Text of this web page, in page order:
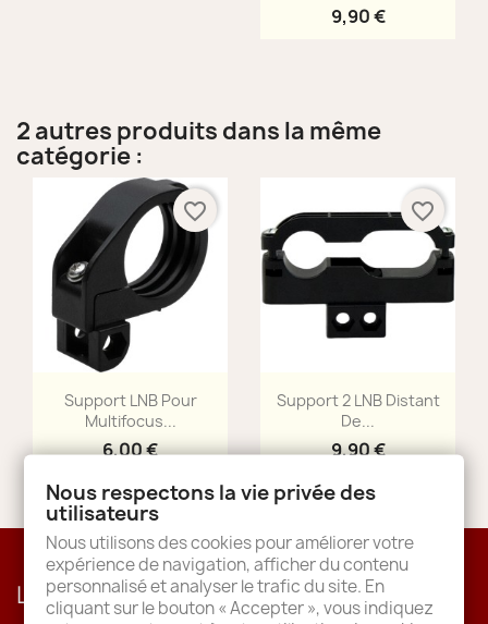
9,90 €
2 autres produits dans la même
catégorie :
Aperçu rapide
Support LNB Pour
Multifocus...
6,00 €
favorite_border
Aperçu rapide
Support 2 LNB Distant
De...
9,90 €
favorite_border
Lettre d'informations
Nous respectons la vie privée des
utilisateurs
Nous utilisons des cookies pour améliorer votre
expérience de navigation, afficher du contenu
personnalisé et analyser le trafic du site. En
cliquant sur le bouton « Accepter », vous indiquez